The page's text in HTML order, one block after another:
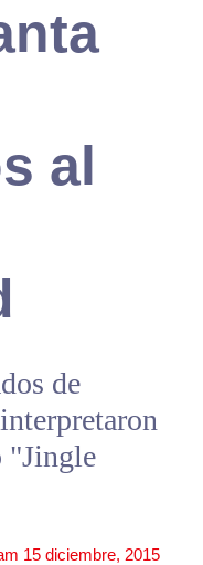
al
de
"Jingle
15 diciembre, 2015